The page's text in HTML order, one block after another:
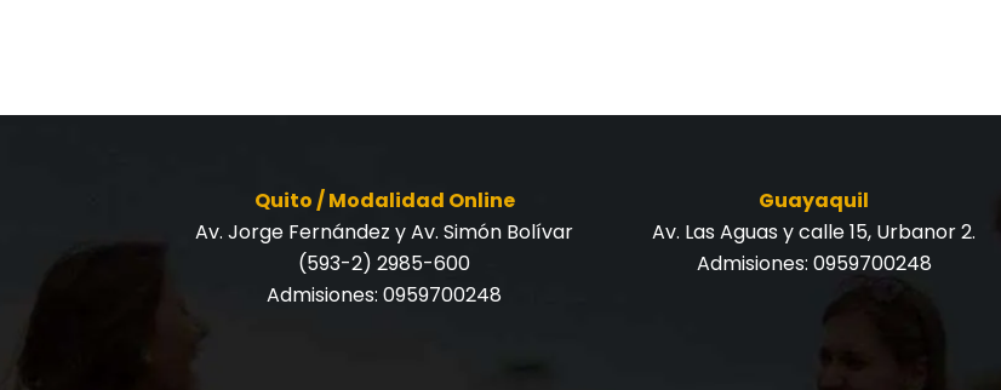
Quito / Modalidad Online
Av. Jorge Fernández y Av. Simón Bolívar
(593-2) 2985-600
Admisiones:0959700248
Guayaquil
Av. Las Aguas y calle 15, Urbanor 2.
Admisiones: 0959700248